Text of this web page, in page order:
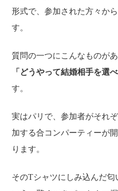
形式で、参加された方々か
す。
質問の一つにこんなものがあ
「どうやって結婚相手を選
す。
実はパリで、参加者がそれ
加する合コンパーティーが
ります。
そのTシャツにしみ込んだ